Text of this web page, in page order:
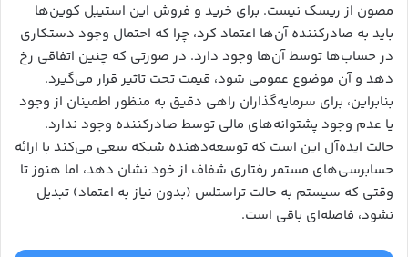
مصون از ریسک نیست. برای خرید و فروش این استیبل کوین‌ها
باید به صادرکننده آن‌ها اعتماد کرد، چرا که احتمال وجود دستکاری
در حساب‌ها توسط آن‌ها وجود دارد. در صورتی که چنین اتفاقی رخ
دهد و آن موضوع عمومی شود، قیمت تحت تاثیر قرار می‌گیرد.
بنابراین، برای سرمایه‌گذاران راهی دقیق به منظور اطمینان از وجود
یا عدم وجود پشتوانه‌های مالی توسط صادرکننده وجود ندارد.
حالت ایده‌آل این است که توسعه‌دهنده شبکه سعی می‌کند با ارائه
حسابرسی‌های مستمر رفتاری شفاف از خود نشان دهد، اما هنوز تا
وقتی که سیستم به حالت تراستلس (بدون نیاز به اعتماد) تبدیل
نشود، فاصله‌ای باقی است.